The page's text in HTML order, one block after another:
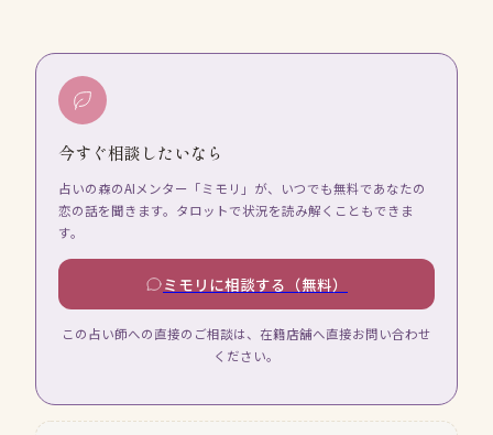
今すぐ相談したいなら
占いの森のAIメンター「ミモリ」が、いつでも無料であなたの
恋の話を聞きます。タロットで状況を読み解くこともできま
す。
ミモリに相談する（無料）
この占い師への直接のご相談は、在籍店舗へ直接お問い合わせ
ください。